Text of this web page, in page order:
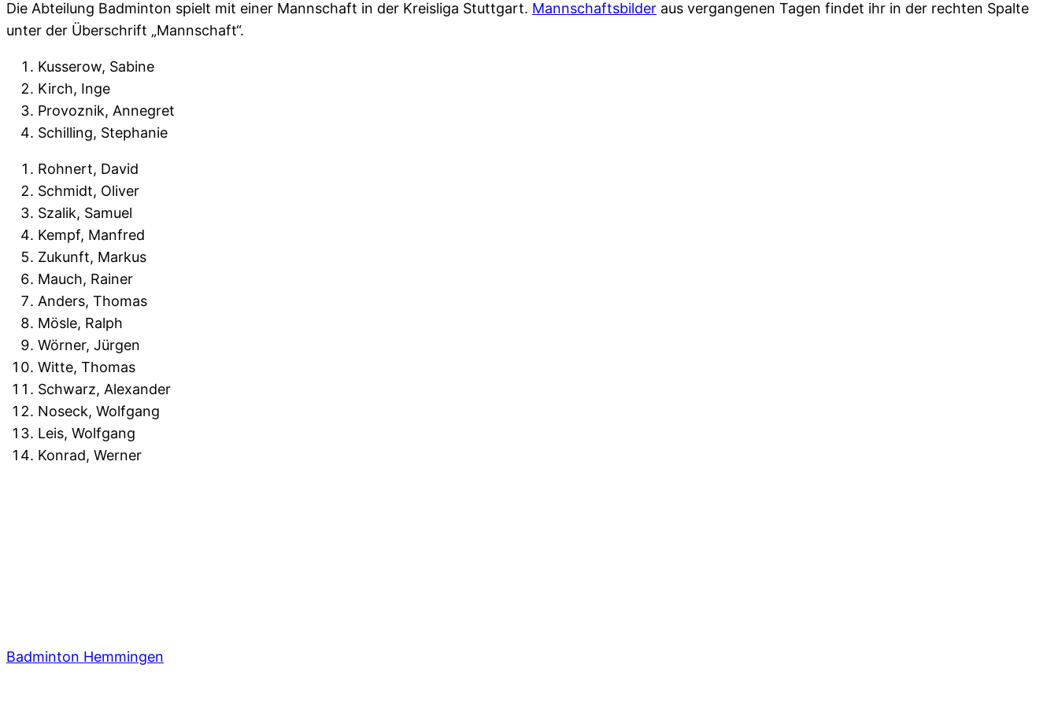
Die Abteilung Badminton spielt mit einer Mannschaft in der Kreisliga Stuttgart. Mannschaftsbilder aus vergangenen Tagen findet ihr in der rechten Spalte
unter der Überschrift „Mannschaft“.
Kusserow, Sabine
Kirch, Inge
Provoznik, Annegret
Schilling, Stephanie
Rohnert, David
Schmidt, Oliver
Szalik, Samuel
Kempf, Manfred
Zukunft, Markus
Mauch, Rainer
Anders, Thomas
Mösle, Ralph
Wörner, Jürgen
Witte, Thomas
Schwarz, Alexander
Noseck, Wolfgang
Leis, Wolfgang
Konrad, Werner
Badminton Hemmingen